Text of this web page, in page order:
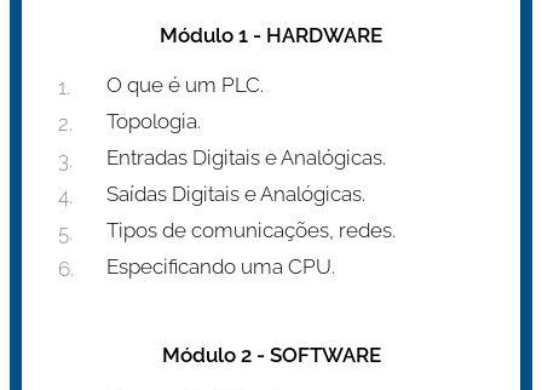
Módulo 1 - HARDWARE
O que é um PLC.
Topologia.
Entradas Digitais e Analógicas.
Saídas Digitais e Analógicas.
Tipos de comunicações, redes.
Especificando uma CPU.
Módulo 2 - SOFTWARE